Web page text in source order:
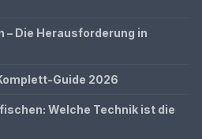
Die Herausforderung in
Guide 2026
Welche Technik ist die